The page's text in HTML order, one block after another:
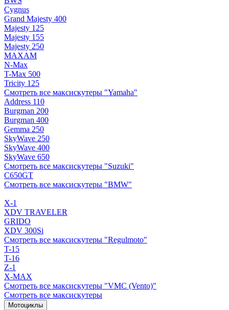
Cygnus
Grand Majesty 400
Majesty 125
Majesty 155
Majesty 250
MAXAM
N-Max
T-Max 500
Tricity 125
Смотреть все максискутеры "Yamaha"
Address 110
Burgman 200
Burgman 400
Gemma 250
SkyWave 250
SkyWave 400
SkyWave 650
Смотреть все максискутеры "Suzuki"
C650GT
Смотреть все максискутеры "BMW"
X-1
XDV TRAVELER
GRIDO
XDV 300Si
Смотреть все максискутеры "Regulmoto"
T-15
T-16
Z-1
X-MAX
Смотреть все максискутеры "VMC (Vento)"
Смотреть все максискутеры
Мотоциклы